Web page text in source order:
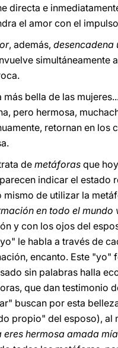
directa e
el amor con el
, además, desencadena
simultáneamente
más bella de las
pero hermosa,
retornan en los
de metáforas que
indicar el estado
mismo de utilizar la
en todo el mundo
y con los ojos del
le habla a través de
encanto. Este "yo"
sin palabras halla
que dan testimonio
buscan por esta
propio" del esposo), al
eres hermosa amada mía